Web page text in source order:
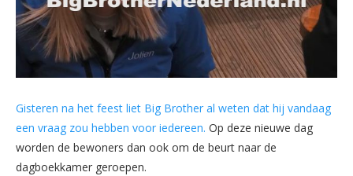
Gisteren na het feest liet Big Brother al weten dat hij vandaag
een vraag zou hebben voor iedereen. Op deze nieuwe dag
worden de bewoners dan ook om de beurt naar de
dagboekkamer geroepen.